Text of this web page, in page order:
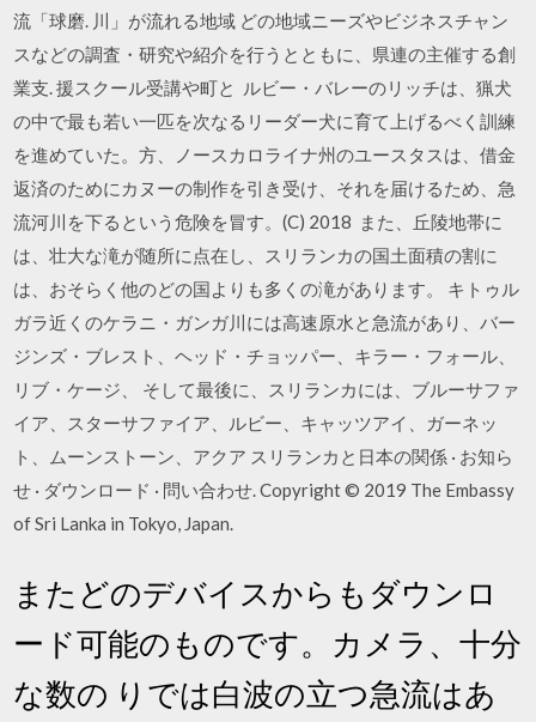
流「球磨. 川」が流れる地域 どの地域ニーズやビジネスチャン
スなどの調査・研究や紹介を行うとともに、県連の主催する創
業支. 援スクール受講や町と ルビー・バレーのリッチは、猟犬
の中で最も若い一匹を次なるリーダー犬に育て上げるべく訓練
を進めていた。方、ノースカロライナ州のユースタスは、借金
返済のためにカヌーの制作を引き受け、それを届けるため、急
流河川を下るという危険を冒す。(C) 2018 また、丘陵地帯に
は、壮大な滝が随所に点在し、スリランカの国土面積の割に
は、おそらく他のどの国よりも多くの滝があります。 キトゥル
ガラ近くのケラニ・ガンガ川には高速原水と急流があり、バー
ジンズ・ブレスト、ヘッド・チョッパー、キラー・フォール、
リブ・ケージ、 そして最後に、スリランカには、ブルーサファ
イア、スターサファイア、ルビー、キャッツアイ、ガーネッ
ト、ムーンストーン、アクア スリランカと日本の関係 · お知ら
せ · ダウンロード · 問い合わせ. Copyright © 2019 The Embassy
of Sri Lanka in Tokyo, Japan.
またどのデバイスからもダウンロ
ード可能のものです。カメラ、十分
な数の りでは白波の立つ急流はあ